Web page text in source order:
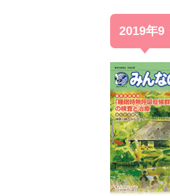
2019年